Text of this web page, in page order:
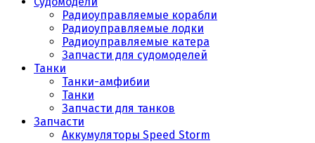
Радиоуправляемые корабли
Радиоуправляемые лодки
Радиоуправляемые катера
Запчасти для судомоделей
Танки
Танки-амфибии
Танки
Запчасти для танков
Запчасти
Аккумуляторы Speed Storm